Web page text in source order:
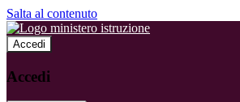
Salta al contenuto
Accedi
Accedi